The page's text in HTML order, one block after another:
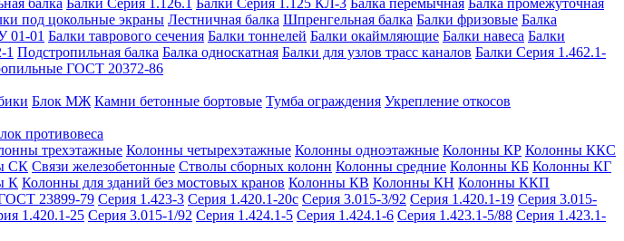
балка Балки Серия 1.126.1 Балки Серия 1.125 КЛ-3 Балка перемычная Балка промежуточная
под цокольные экраны Лестничная балка Шпренгельная балка Балки фризовые Балка
01-01 Балки таврового сечения Балки тоннелей Балки окаймляющие Балки навеса Балки
1 Подстропильная балка Балка односкатная Балки для узлов трасс каналов Балки Серия 1.462.1-
ГОСТ 20372-86
Блок МЖ Камни бетонные бортовые Тумба ограждения Укрепление откосов
противовеса
трехэтажные Колонны четырехэтажные Колонны одноэтажные Колонны КР Колонны ККС
СК Связи железобетонные Стволы сборных колонн Колонны средние Колонны КБ Колонны КГ
К Колонны для зданий без мостовых кранов Колонны КВ Колонны КН Колонны ККП
23899-79 Серия 1.423-3 Серия 1.420.1-20с Серия 3.015-3/92 Серия 1.420.1-19 Серия 3.015-
1.420.1-25 Серия 3.015-1/92 Серия 1.424.1-5 Серия 1.424.1-6 Серия 1.423.1-5/88 Серия 1.423.1-